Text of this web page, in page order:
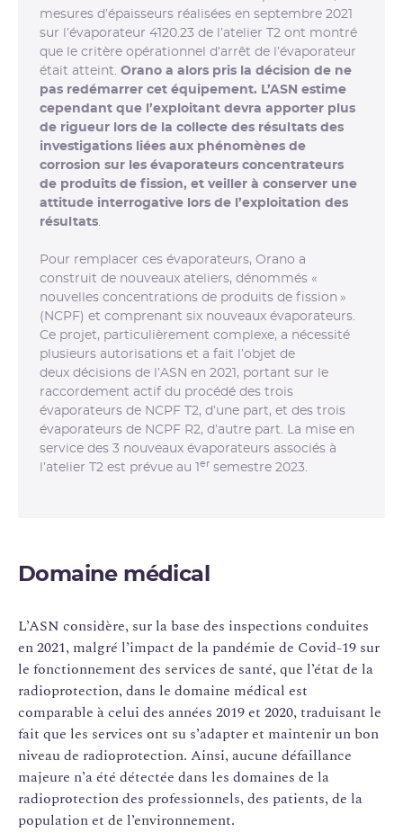
mesures d’épaisseurs réalisées en septembre 2021
sur l’évaporateur 4120.23 de l’atelier T2 ont montré
que le critère opérationnel d’arrêt de l’évaporateur
était atteint. Orano a alors pris la décision de ne
pas redémarrer cet équipement. L’ASN estime
cependant que l’exploitant devra apporter plus
de rigueur lors de la collecte des résultats des
investigations liées aux phénomènes de
corrosion sur les évaporateurs concentrateurs
de produits de fission, et veiller à conserver une
attitude interrogative lors de l’exploitation des
résultats.
Pour remplacer ces évaporateurs, Orano a
construit de nouveaux ateliers, dénommés «
nouvelles concentrations de produits de fission »
(NCPF) et comprenant six nouveaux évaporateurs.
Ce projet, particulièrement complexe, a nécessité
plusieurs autorisations et a fait l’objet de
deux décisions de l’ASN en 2021, portant sur le
raccordement actif du procédé des trois
évaporateurs de NCPF T2, d’une part, et des trois
évaporateurs de NCPF R2, d’autre part. La mise en
service des 3 nouveaux évaporateurs associés à
l’atelier T2 est prévue au 1
er semestre 2023.
Domaine médical
L’ASN considère, sur la base des inspections conduites
en 2021, malgré l’impact de la pandémie de Covid-19 sur
le fonctionnement des services de santé, que l’état de la
radioprotection, dans le domaine médical est
comparable à celui des années 2019 et 2020, traduisant le
fait que les services ont su s’adapter et maintenir un bon
niveau de radioprotection. Ainsi, aucune défaillance
majeure n’a été détectée dans les domaines de la
radioprotection des professionnels, des patients, de la
population et de l’environnement.